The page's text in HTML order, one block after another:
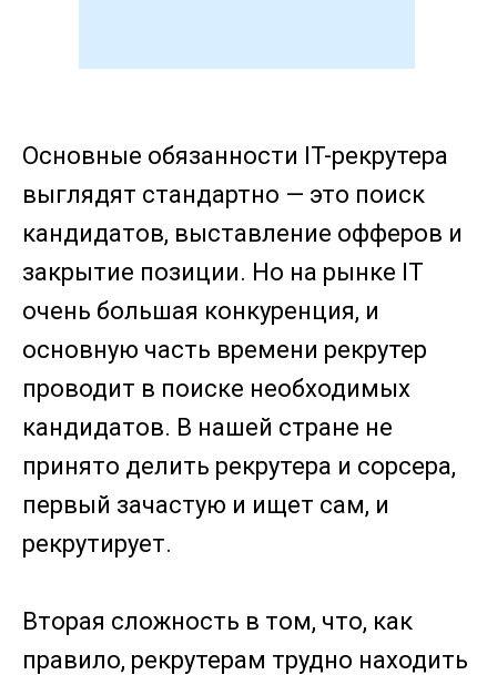
Основные обязанности IT-рекрутера
выглядят стандартно — это поиск
кандидатов, выставление офферов и
закрытие позиции. Но на рынке IT
очень большая конкуренция, и
основную часть времени рекрутер
проводит в поиске необходимых
кандидатов. В нашей стране не
принято делить рекрутера и сорсера,
первый зачастую и ищет сам, и
рекрутирует.
Вторая сложность в том, что, как
правило, рекрутерам трудно находить